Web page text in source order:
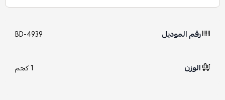
رقم الموديل BD-4939
الوزن 1 كجم